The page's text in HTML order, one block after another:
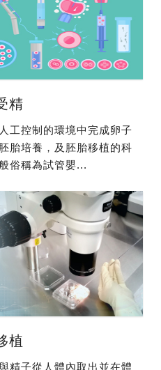
精
工控制的環境中完成卵子
胎培養，及胚胎移植的科
俗稱為試管嬰...
植
精子從人體內取出並在體